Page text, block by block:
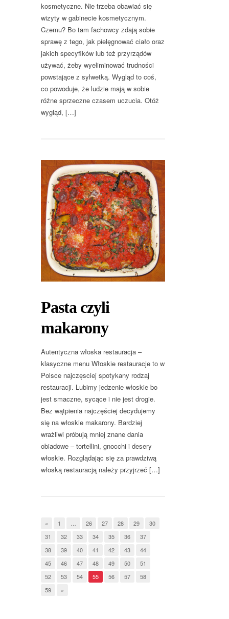
kosmetyczne. Nie trzeba obawiać się
wizyty w gabinecie kosmetycznym.
Czemu? Bo tam fachowcy zdają sobie
sprawę z tego, jak pielęgnować ciało oraz
jakich specyfików lub też przyrządów
używać, żeby wyeliminować trudności
powstające z sylwetką. Wygląd to coś,
co powoduje, że ludzie mają w sobie
różne sprzeczne czasem uczucia. Otóż
wygląd, […]
Pasta czyli
makarony
Autentyczna włoska restauracja –
klasyczne menu Włoskie restauracje to w
Polsce najczęsciej spotykany rodzaj
restauracji. Lubimy jedzenie włoskie bo
jest smaczne, sycące i nie jest drogie.
Bez wątpienia najczęściej decydujemy
się na włoskie makarony. Bardziej
wrażliwi próbują mniej znane dania
obiadowe – tortellini, gnocchi i desery
włoskie. Rozglądając się za prawdziwą
włoską restauracją należy przyjrzeć […]
« 1 26 27 28 29
30
31
32 33 34 35 36
37
38
39 40 41 42 43
44
45
46 47 48 49 50
51
52
53 54 55 56 57
58
59
»